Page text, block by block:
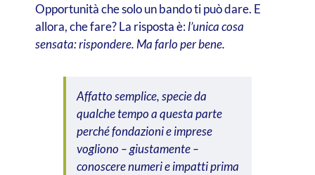
Opportunità che solo un bando ti può dare. E
allora, che fare? La risposta è:l’unica cosa
sensata: rispondere. Ma farlo per bene.
Affatto semplice, specie da
qualche tempo a questa parte
perché fondazioni e imprese
vogliono – giustamente –
conoscere numeri e impatti prima